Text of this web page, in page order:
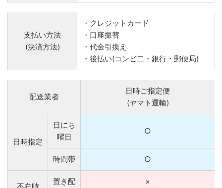
支払い方法
(決済方法)
・クレジットカード
・口座振替
・代金引換え
・後払い(コンビ二・銀行・郵便局)
配送業者
日時ご指定便
(ヤマト運輸)
日時指定
日にち
曜日
○
時間帯 ○
置き配 ×